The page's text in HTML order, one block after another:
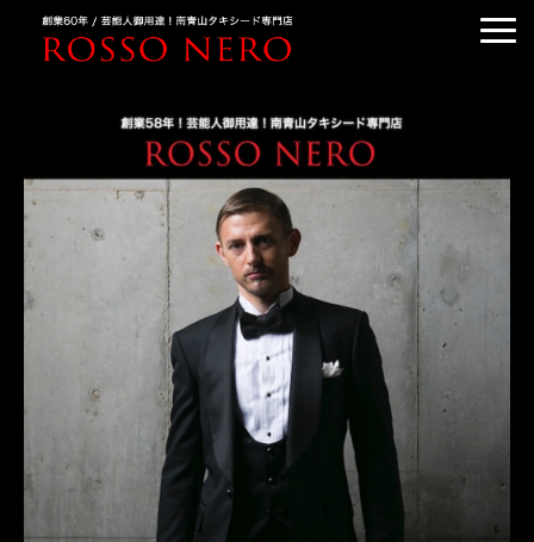
TUXEDO RENTAL
TUXEDO RANKING
KIMONO DRESS
CUSTOMER'S VOICE
COLUMN &BLOG
ABOUT US
ACCESS